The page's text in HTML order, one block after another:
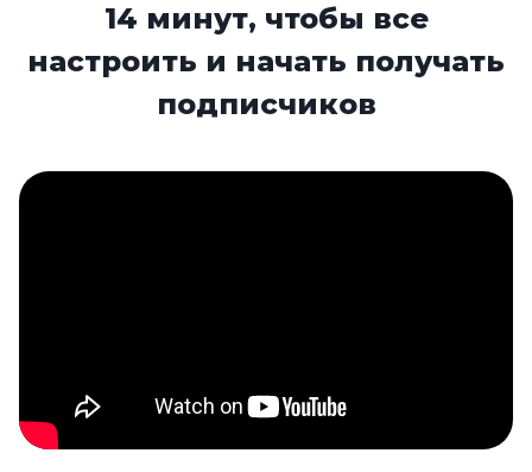
14 минут, чтобы все
настроить и начать получать
подписчиков